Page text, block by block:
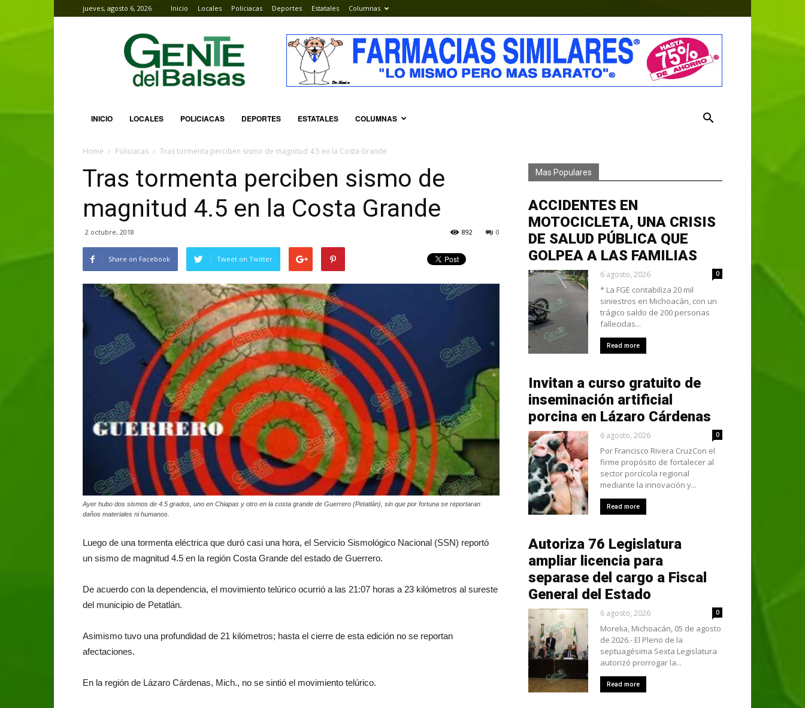
jueves, agosto 6, 2026 Inicio Locales Policiacas Deportes Estatales Columnas
Gente
del
Balsas
INICIO LOCALES POLICIACAS DEPORTES ESTATALES COLUMNAS
Home Policiacas Tras tormenta perciben sismo de magnitud 4.5 en la Costa Grande
Tras tormenta perciben sismo de
magnitud 4.5 en la Costa Grande
2 octubre, 2018 0
892
Share on Facebook Tweet on Twitter
Ayer hubo dos sismos de 4.5 grados, uno en Chiapas y otro en la costa grande de Guerrero (Petatlán), sin que por fortuna se reportaran
daños materiales ni humanos.
Luego de una tormenta eléctrica que duró casi una hora, el Servicio Sismológico Nacional (SSN) reportó
un sismo de magnitud 4.5 en la región Costa Grande del estado de Guerrero.
De acuerdo con la dependencia, el movimiento telúrico ocurrió a las 21:07 horas a 23 kilómetros al sureste
del municipio de Petatlán.
Asimismo tuvo una profundidad de 21 kilómetros; hasta el cierre de esta edición no se reportan
afectaciones.
En la región de Lázaro Cárdenas, Mich., no se sintió el movimiento telúrico.
Mas Populares
ACCIDENTES EN
MOTOCICLETA, UNA CRISIS
DE SALUD PÚBLICA QUE
GOLPEA A LAS FAMILIAS
6 agosto, 2026 0
* La FGE contabiliza 20 mil
siniestros en Michoacán, con un
trágico saldo de 200 personas
fallecidas...
Read more
Invitan a curso gratuito de
inseminación artificial
porcina en Lázaro Cárdenas
6 agosto, 2026 0
Por Francisco Rivera CruzCon el
firme propósito de fortalecer al
sector porcícola regional
mediante la innovación y...
Read more
Autoriza 76 Legislatura
ampliar licencia para
separase del cargo a Fiscal
General del Estado
6 agosto, 2026 0
Morelia, Michoacán, 05 de agosto
de 2026.- El Pleno de la
septuagésima Sexta Legislatura
autorizó prorrogar la...
Read more